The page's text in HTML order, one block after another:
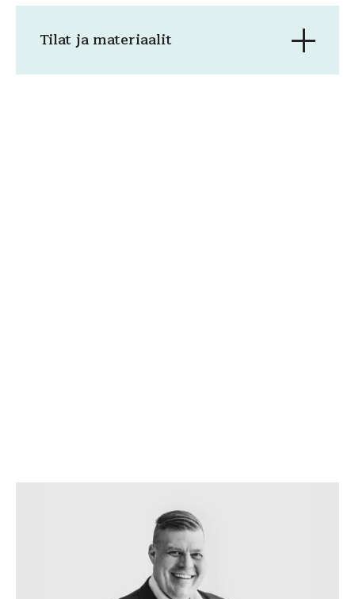
Tilat ja materiaalit